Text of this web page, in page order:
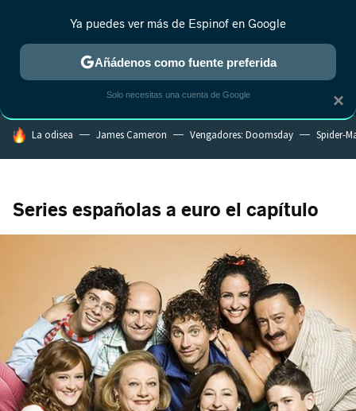
MENÚ NUEVO
ESTRENOS REALITY ANIME RANKINGS CINE
HOY SE HABLA DE
La odisea James Cameron Vengadores: Doomsday Spider-
Series españolas a euro el capítulo
×
Ya puedes ver más de Espinof en Google
Añádenos como fuente preferida
Solo necesitas una cuenta de Google